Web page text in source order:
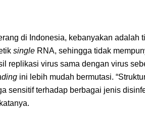
di Indonesia, kebanyakan adalah
single RNA, sehingga tidak
replikasi virus sama dengan virus
ini lebih mudah bermutasi.
sensitif terhadap berbagai jenis